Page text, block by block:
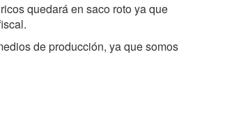
quedará en saco roto ya que
de producción, ya que somos